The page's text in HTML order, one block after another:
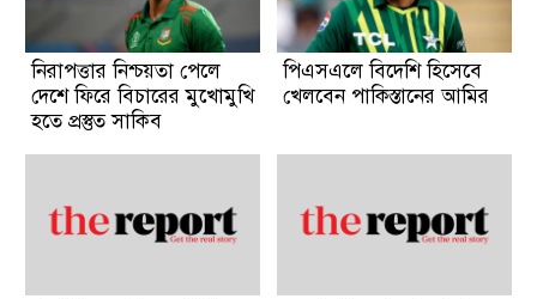
নিরাপত্তার নিশ্চয়তা পেলে
দেশে ফিরে বিচারের মুখোমুখি
হতে প্রস্তুত সাকিব
পিএসএলে বিদেশি হিসেবে
খেলবেন পাকিস্তানের আমির